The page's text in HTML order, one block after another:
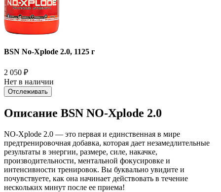
BSN No-Xplode 2.0, 1125 г
2 050 ₽
Нет в наличии
Отслеживать
Описание BSN NO-Xplode 2.0
NO-Xplode 2.0 — это первая и единственная в мире
предтренировочная добавка, которая дает незамедлительные
результаты в энергии, размере, силе, накачке,
производительности, ментальной фокусировке и
интенсивности тренировок. Вы буквально увидите и
почувствуете, как она начинает действовать в течение
нескольких минут после ее приема!